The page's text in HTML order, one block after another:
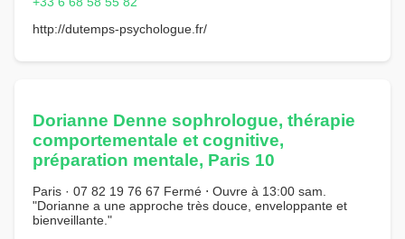
http://dutemps-psychologue.fr/
Dorianne Denne sophrologue, thérapie
comportementale et cognitive,
préparation mentale, Paris 10
Paris · 07 82 19 76 67 Fermé ⋅ Ouvre à 13:00 sam.
"Dorianne a une approche très douce, enveloppante et
bienveillante."